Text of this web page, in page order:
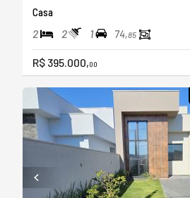
Casa
2 2 1 74,85
R$ 395.000,00